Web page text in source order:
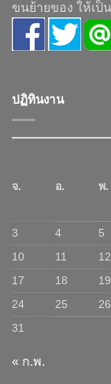
ขนย้ายของ ให้เป็
ปฏิทินงาน
จ. อ. พ.
3
4 5
10
11 12
17
18 19
24
25 26
31
« ก.พ.